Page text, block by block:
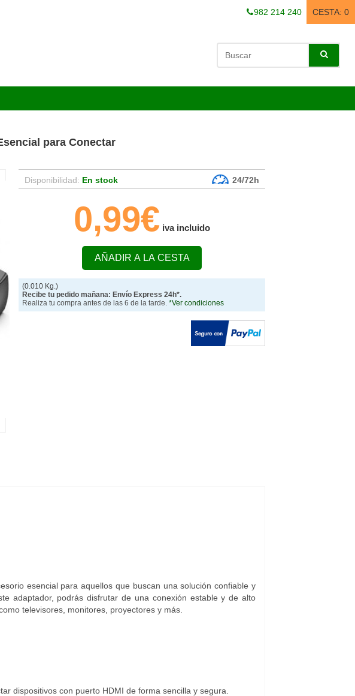
CESTA: 0
982 214 240
para Conectar
Disponibilidad: En stock 24/72h
0,99€ iva incluido
AÑADIR A LA CESTA
(0.010 Kg.)
Recibe tu pedido mañana: Envío Express 24h*.
Realiza tu compra antes de las 6 de la tarde. *Ver condiciones
esencial para aquellos que buscan una solución confiable y
adaptador, podrás disfrutar de una conexión estable y de alto
televisores, monitores, proyectores y más.
dispositivos con puerto HDMI de forma sencilla y segura.